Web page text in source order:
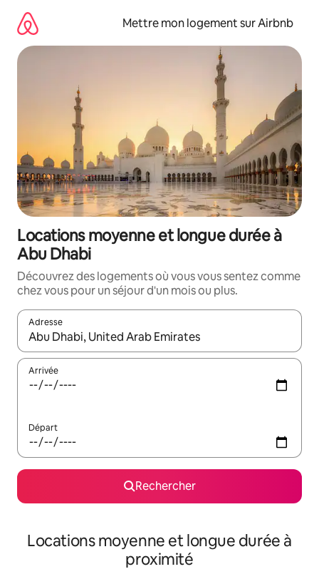
directement
contenu
Mettre mon logement sur Airbnb
Locations moyenne et longue durée à
Abu Dhabi
Découvrez des logements où vous vous sentez comme
chez vous pour un séjour d'un mois ou plus.
Adresse
Lorsque les résultats s'affichent, utilisez les flèches vers le
Arrivée
Départ
Rechercher
Locations moyenne et longue durée à
proximité